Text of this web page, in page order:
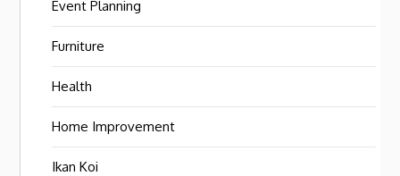
Event Planning
Furniture
Health
Home Improvement
Ikan Koi